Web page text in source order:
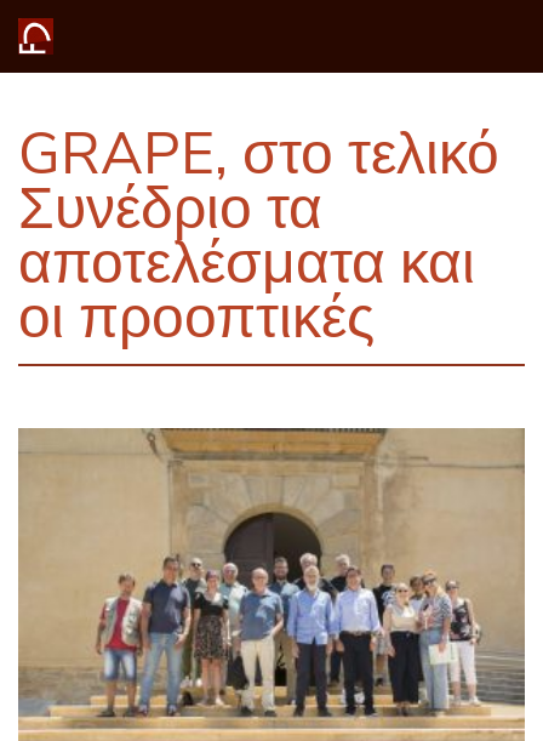
GRAPE, στο τελικό
Συνέδριο τα
αποτελέσματα και
οι προοπτικές